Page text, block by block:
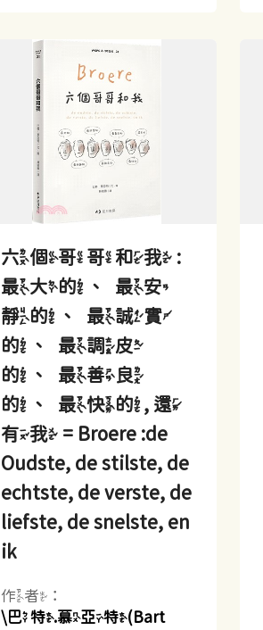
六個哥哥和我 :
最大的、最安
靜的、最誠實
的、最調皮
的、最善良
的、最快的, 還
有我 = Broere :de
Oudste, de stilste, de
echtste, de verste, de
liefste, de snelste, en
ik
作者：
\巴特.慕亞特(Bart